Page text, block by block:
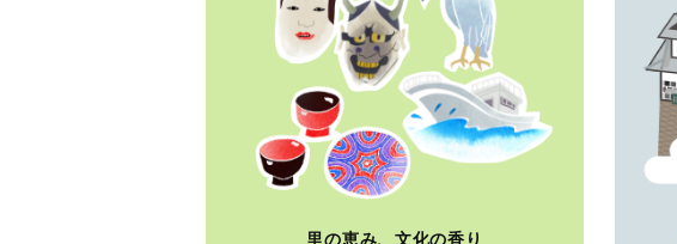
里の恵み、文化の香り